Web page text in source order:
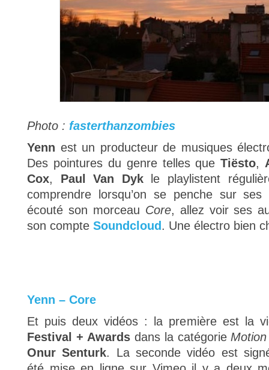
Photo : fasterthanzombies
Yenn est un producteur de musiques
Des pointures du genre telles queTiësto,
Cox, Paul Van Dyk
le playlistent
comprendre lorsqu’on se penche sur ses
écouté son morceau Core, allez voir ses
son compte Soundcloud . Une électro bien
Yenn – Core
Et puis deux vidéos : la première est la
Festival + Awardsdans la catégorie
Onur Senturk. La seconde vidéo est